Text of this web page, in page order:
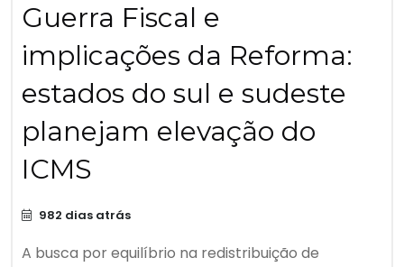
Guerra Fiscal e
implicações da Reforma:
estados do sul e sudeste
planejam elevação do
ICMS
982 dias atrás
A busca por equilíbrio na redistribuição de